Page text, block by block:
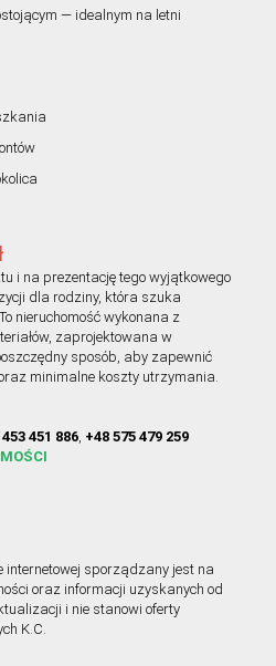
— idealnym na letni
i na prezentację tego wyjątkowego
dla rodziny, która szuka
nieruchomość wykonana z
zaprojektowana w
sposób, aby zapewnić
minimalne koszty utrzymania.
451 886, +48 575 479 259
sporządzany jest na
oraz informacji uzyskanych od
i nie stanowi oferty
K.C.